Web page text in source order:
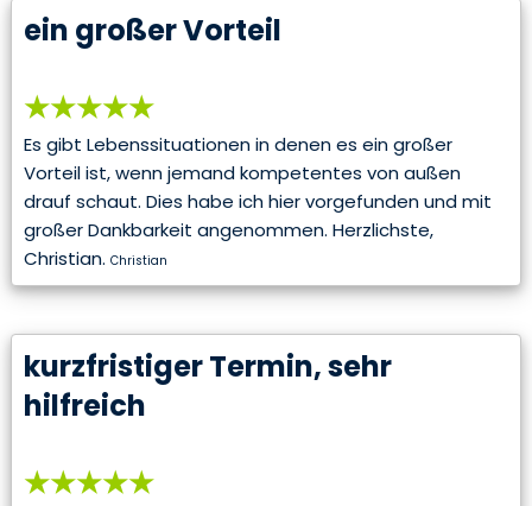
ein großer Vorteil
★★★★★
Es gibt Lebenssituationen in denen es ein großer
Vorteil ist, wenn jemand kompetentes von außen
drauf schaut. Dies habe ich hier vorgefunden und mit
großer Dankbarkeit angenommen. Herzlichste,
Christian. Christian
kurzfristiger Termin, sehr
hilfreich
★★★★★